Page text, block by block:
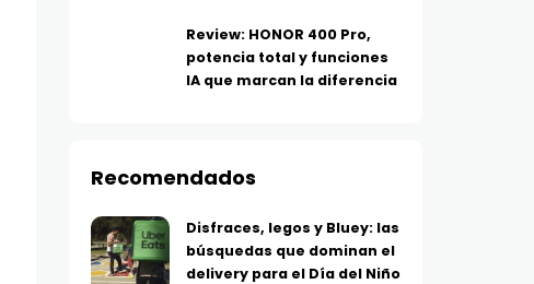
Review: HONOR 400 Pro,
potencia total y funciones
IA que marcan la diferencia
Recomendados
Disfraces, legos y Bluey: las
búsquedas que dominan el
delivery para el Día del Niño